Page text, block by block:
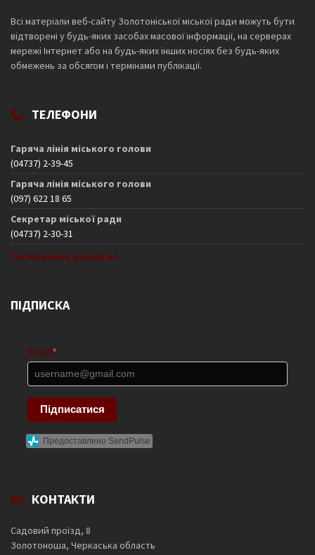
Всі матеріали веб-сайту Золотоніської міської ради можуть бути
відтворені у будь-яких засобах масової інформації, на серверах
мережі Інтернет або на будь-яких інших носіях без будь-яких
обмежень за обсягом і термінами публікації.
ТЕЛЕФОНИ
Гаряча лінія міського голови
(04737) 2-39-45
Гаряча лінія міського голови
(097) 622 18 65
Секретар міської ради
(04737) 2-30-31
Телефонний довідник
ПІДПИСКА
Email *
Підписатися
Предоставлено SendPulse
КОНТАКТИ
Садовий проїзд, 8
Золотоноша, Черкаська область